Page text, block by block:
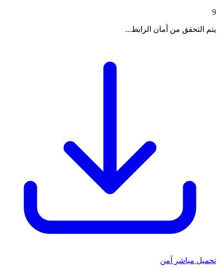
9
يتم التحقق من أمان الرابط...
تحميل مباشر آمن